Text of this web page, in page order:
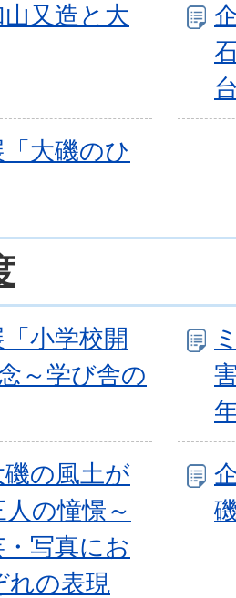
又造と大
大磯のひ
小学校開
～学び舎の
の風土が
の憧憬～
写真にお
れの表現